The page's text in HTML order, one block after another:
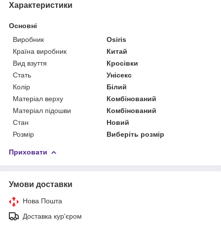
Характеристики
Основні
Виробник
Osiris
Країна виробник
Китай
Вид взуття
Кросівки
Стать
Унісекс
Колір
Білий
Матеріал верху
Комбінований
Матеріал підошви
Комбінований
Стан
Новий
Розмір
Виберіть розмір
Приховати
Умови доставки
Нова Пошта
Доставка кур'єром